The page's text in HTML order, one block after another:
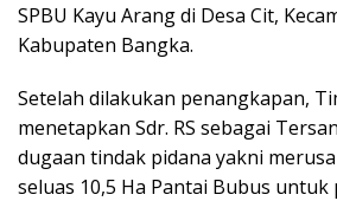
SPBU Kayu Arang di Desa Cit,
Kabupaten Bangka.
Setelah dilakukan penangkapan,
menetapkan Sdr. RS sebagai
dugaan tindak pidana yakni
seluas 10,5 Ha Pantai Bubus untuk